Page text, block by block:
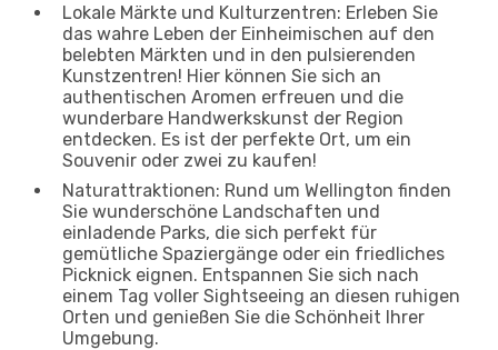
Lokale Märkte und Kulturzentren: Erleben Sie
das wahre Leben der Einheimischen auf den
belebten Märkten und in den pulsierenden
Kunstzentren! Hier können Sie sich an
authentischen Aromen erfreuen und die
wunderbare Handwerkskunst der Region
entdecken. Es ist der perfekte Ort, um ein
Souvenir oder zwei zu kaufen!
Naturattraktionen: Rund um Wellington finden
Sie wunderschöne Landschaften und
einladende Parks, die sich perfekt für
gemütliche Spaziergänge oder ein friedliches
Picknick eignen. Entspannen Sie sich nach
einem Tag voller Sightseeing an diesen ruhigen
Orten und genießen Sie die Schönheit Ihrer
Umgebung.